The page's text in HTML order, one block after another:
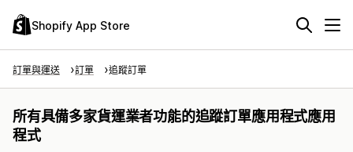
Shopify App Store
訂單與運送 訂單 追蹤訂單
所有具備多家貨運業者功能的追蹤訂單應用程式應用
程式